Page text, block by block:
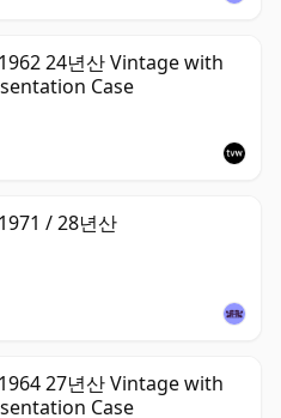
24년산 Vintage with
Case
/ 28년산
27년산 Vintage with
Case